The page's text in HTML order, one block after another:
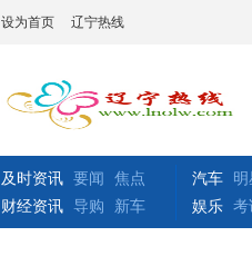
设为首页 辽宁热线
及时资讯 要闻
焦点
财经资讯 导购 新车
汽车 明
娱乐 考